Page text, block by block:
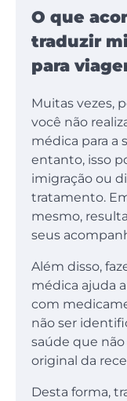
O que
traduzir
para
Muitas vezes,
você não
médica para a
entanto, isso
imigração ou
tratamento.
mesmo,
seus
Além disso,
médica ajuda
com
não ser
saúde que
original da
Desta forma,